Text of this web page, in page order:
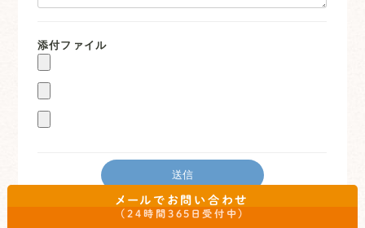
メールでお問い合わせ
（24時間365日受付中）
添付ファイル